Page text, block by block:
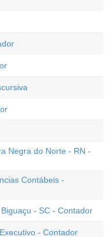
Negra do Norte - RN -
Contábeis -
- SC - Contador
- Contador